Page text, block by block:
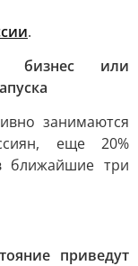
.
бизнес или
занимаются
еще 20%
ближайшие три
приведут